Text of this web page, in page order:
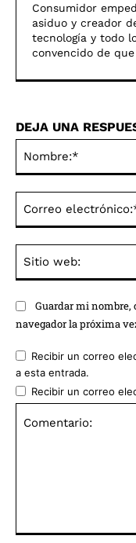
Consumidor
asiduo y creador
tecnologí­a y todo
convencido de
DEJA UNA
Guardar mi nombre,
navegador la próxima
Recibir un correo
a esta entrada.
Recibir un correo